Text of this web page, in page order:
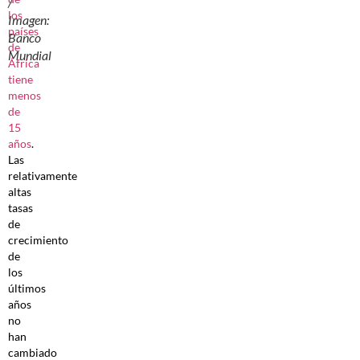
Imagen:
Banco
Mundial
los
países
de
África
tiene
menos
de
15
años.
Las
relativamente
altas
tasas
de
crecimiento
de
los
últimos
años
no
han
cambiado